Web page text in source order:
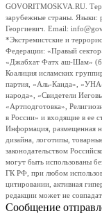
GOVORITMOSKVA.RU.
зарубежные страны. Языки:
Георгиевич. Email:
*Экстремистские и
Федерации: «Правый
«Джабхат Фатх аш-Шам»
Коалиция исламских
партия, «Аль-Каида»,
народа», «Свидетели
«Артподготовка»,
в России» и входящие в ее
Информация, размещенная
дизайна, логотипы,
законодательством
могут быть использованы
ГК РФ, при любом
цитировании, активная
редакции может не
Сообщение